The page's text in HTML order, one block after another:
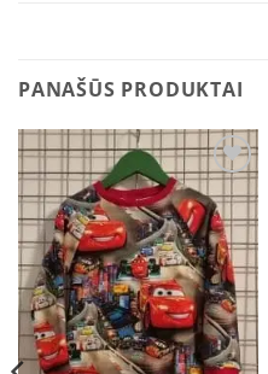
PANAŠŪS PRODUKTAI
Add to
wishlist